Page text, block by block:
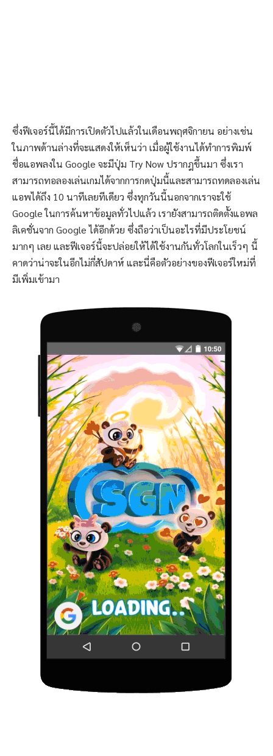
ซึ่งฟีเจอร์นี้ได้มีการเปิดตัวไปแล้วในเดือนพฤศจิกายน อย่างเช่น
ในภาพด้านล่างที่จะแสดงให้เห็นว่า เมื่อผู้ใช้งานได้ทำการพิมพ์
ชื่อแอพลงใน Google จะมีปุ่ม Try Now ปรากฎขึ้นมา ซึ่งเรา
สามารถทอลองเล่นเกมได้จากการกดปุ่มนี้และสามารถทดลองเล่น
แอพได้ถึง 10 นาทีเลยทีเดียว ซึ่งทุกวันนี้นอกจากเราจะใช้
Google ในการค้นหาข้อมูลทั่วไปแล้ว เรายังสามารถติดตั้งแอพล
ลิเคชั่นจาก Google ได้อีกด้วย ซึ่งถือว่าเป็นอะไรที่มีประโยชน์
มากๆ เลย และฟีเจอร์นี้จะปล่อยให้ได้ใช้งานกันทั่วโลกในเร็วๆ นี้
คาดว่าน่าจะในอีกไม่กี่สัปดาห์ และนี่คือตัวอย่างของฟีเจอร์ใหม่ที่
มีเพิ่มเข้ามา